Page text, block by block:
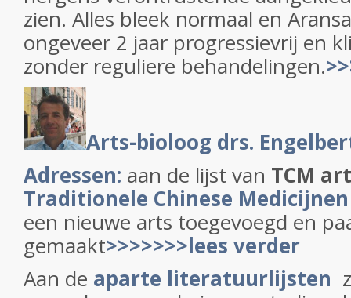
zien. Alles bleek normaal en
ongeveer 2 jaar progressievrij en
zonder reguliere behandelingen.
Arts-bioloog drs.
Adressen: aan de lijst van TCM
Traditionele Chinese
een nieuwe arts toegevoegd en
gemaakt>>>>>>>lees verder
Aan de aparte literatuurlijsten